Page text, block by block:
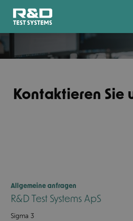
Kontaktieren Sie
Allgemeine anfragen
R&D Test Systems ApS
Sigma 3